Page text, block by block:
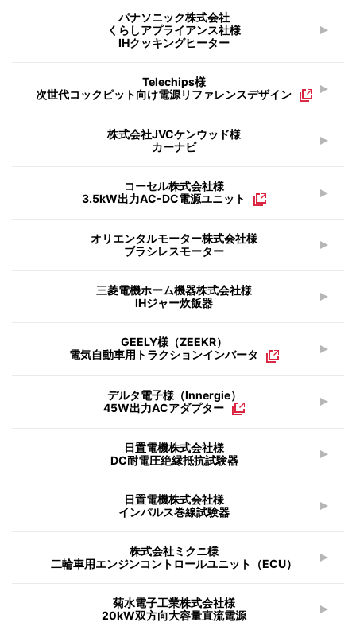
パナソニック株式会社
くらしアプライアンス社様
IHクッキングヒーター
Telechips様
次世代コックピット向け電源リファレンスデザイン
株式会社JVCケンウッド様
カーナビ
コーセル株式会社様
3.5kW出力AC-DC電源ユニット
オリエンタルモーター株式会社様
ブラシレスモーター
三菱電機ホーム機器株式会社様
IHジャー炊飯器
GEELY様（ZEEKR）
電気自動車用トラクションインバータ
デルタ電子様（Innergie）
45W出力ACアダプター
日置電機株式会社様
DC耐電圧絶縁抵抗試験器
日置電機株式会社様
インパルス巻線試験器
株式会社ミクニ様
二輪車用エンジンコントロールユニット（ECU）
菊水電子工業株式会社様
20kW双方向大容量直流電源